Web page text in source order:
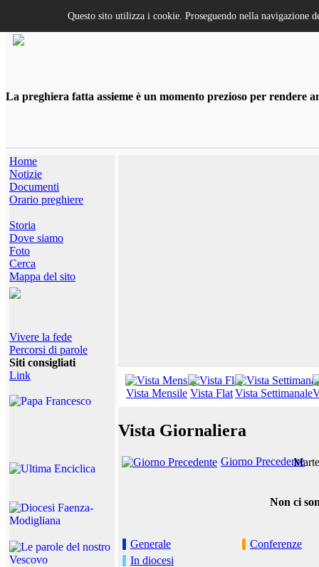
La preghiera fatta assieme è un momento prezioso per rendere
Home
Notizie
Documenti
Orario preghiere
Storia
Dove siamo
Foto
Cerca
Mappa del sito
Vivere la fede
Percorsi di parole
Siti consigliati
Link
Vista Mensile Vista FlatVista Settimanale
Vista Giornaliera
Giorno Precedente
Non ci
Generale
Conferenze
In diocesi
Questo sito utilizza i cookie. Proseguendo nella navigazione